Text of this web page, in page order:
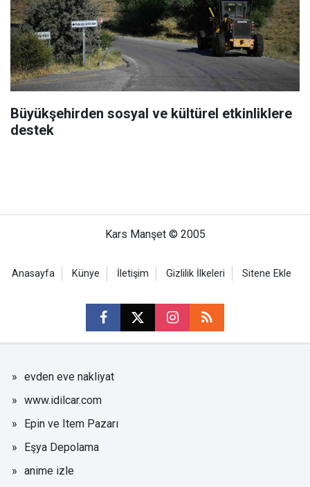
Büyükşehirden sosyal ve kültürel etkinliklere
destek
Kars Manşet © 2005
Anasayfa Künye İletişim Gizlilik İlkeleri Sitene Ekle
evden eve nakliyat
www.idilcar.com
Epin ve Item Pazarı
Eşya Depolama
anime izle